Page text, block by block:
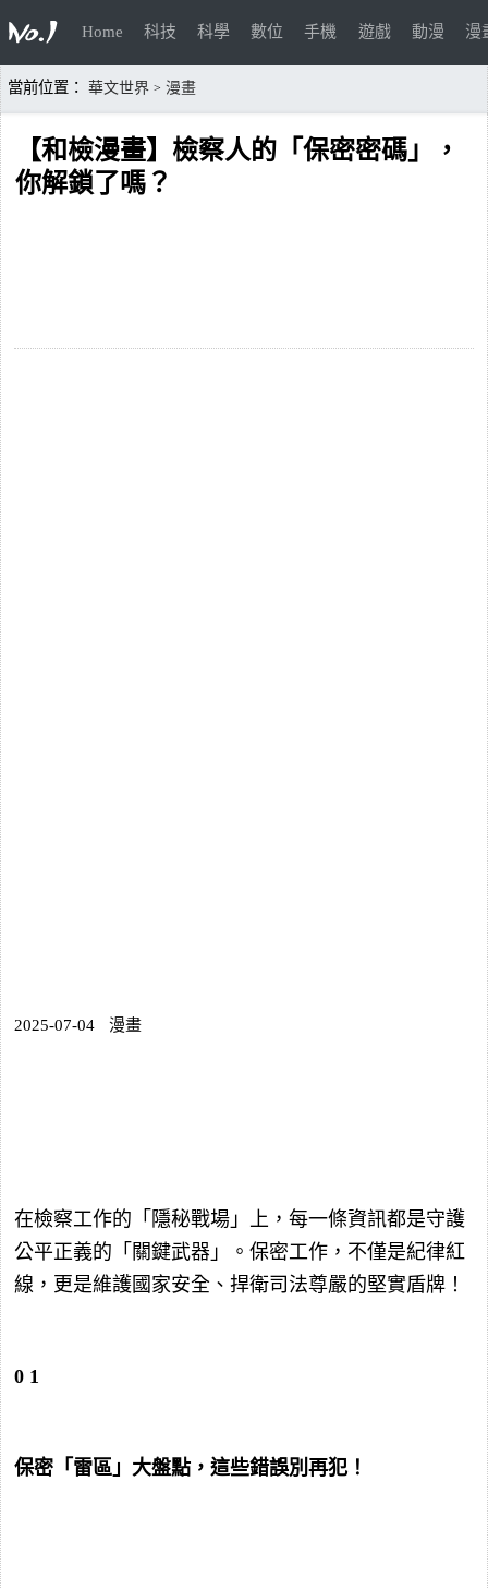
Home 科技 科學 數位 手機 遊戲 動漫 漫
當前位置： 華文世界 > 漫畫
【和檢漫畫】檢察人的「保密密碼」，
你解鎖了嗎？
2025-07-04 漫畫
在檢察工作的「隱秘戰場」上，每一條資訊都是守護
公平正義的「關鍵武器」。保密工作，不僅是紀律紅
線，更是維護國家安全、捍衛司法尊嚴的堅實盾牌！
0 1
保密「雷區」大盤點，這些錯誤別再犯！